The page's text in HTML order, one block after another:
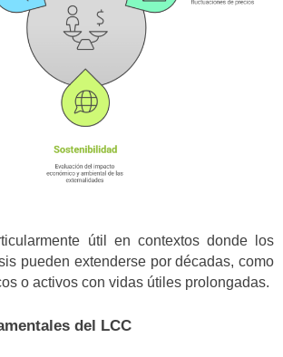
útil en contextos donde los
pueden extenderse por décadas, como
o activos con vidas útiles prolongadas.
del LCC